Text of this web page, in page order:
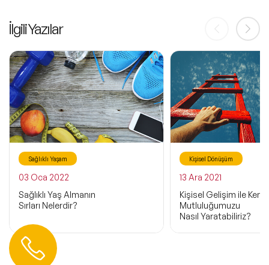
İlgili Yazılar
Sağlıklı Yaşam
03 Oca 2022
Sağlıklı Yaş Almanın
Sırları Nelerdir?
Kişisel Dönüşüm
13 Ara 2021
Kişisel Gelişim ile Kendi
Mutluluğumuzu
Nasıl Yaratabiliriz?
Hemen Ulaşın